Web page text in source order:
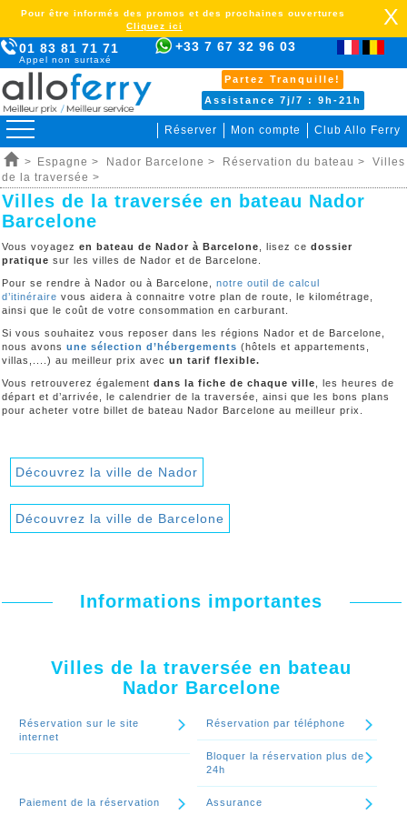
01 83 81 71 71
Appel non surtaxé
+33 7 67 32 96 03
Partez Tranquille!
Assistance 7j/7 : 9h-21h
Réserver Mon compte Club Allo Ferry
Pour être informés des promos et des prochaines ouvertures
Cliquez ici
X
> Espagne > Nador Barcelone > Réservation du bateau >
Villes
de la traversée >
Villes de la traversée en bateau Nador
Barcelone
Vous voyagez en bateau de Nador à Barcelone , lisez ce dossier
pratique sur les villes de Nador et de Barcelone.
Pour se rendre à Nador ou à Barcelone, notre outil de calcul
d’itinéraire vous aidera à connaitre votre plan de route, le kilométrage,
ainsi que le coût de votre consommation en carburant.
Si vous souhaitez vous reposer dans les régions Nador et de Barcelone,
nous avons une sélection d’hébergements (hôtels et appartements,
villas,....) au meilleur prix avec un tarif flexible.
Vous retrouverez également dans la fiche de chaque ville , les heures de
départ et d’arrivée, le calendrier de la traversée, ainsi que les bons plans
pour acheter votre billet de bateau Nador Barcelone au meilleur prix.
Découvrez la ville de Nador
Découvrez la ville de Barcelone
Informations importantes
Villes de la traversée en bateau
Nador Barcelone
Réservation sur le site
internet
Réservation par téléphone
Bloquer la réservation plus de
24h
Paiement de la réservation Assurance